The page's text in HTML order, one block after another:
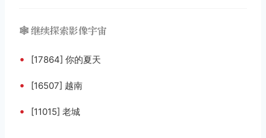
🕸️ 继续探索影像宇宙
• [17864] 你的夏天
• [16507] 越南
• [11015] 老城